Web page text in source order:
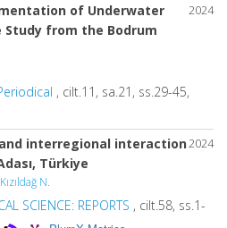
2024
of Underwater
Study from the Bodrum
, cilt.11, sa.21, ss.29-45,
2024
interregional interaction
Türkiye
Kızıldağ N.
SCIENCE: REPORTS , cilt.58, ss.1-